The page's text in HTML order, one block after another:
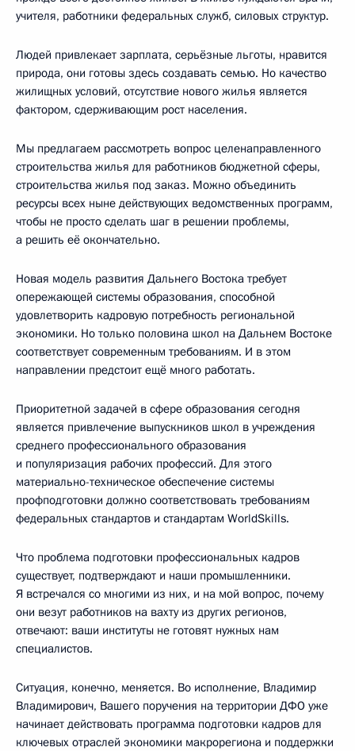
учителя, работники федеральных служб, силовых структур.
Людей привлекает зарплата, серьёзные льготы, нравится
природа, они готовы здесь создавать семью. Но качество
жилищных условий, отсутствие нового жилья является
фактором, сдерживающим рост населения.
Мы предлагаем рассмотреть вопрос целенаправленного
строительства жилья для работников бюджетной сферы,
строительства жилья под заказ. Можно объединить
ресурсы всех ныне действующих ведомственных программ,
чтобы не просто сделать шаг в решении проблемы,
а решить её окончательно.
Новая модель развития Дальнего Востока требует
опережающей системы образования, способной
удовлетворить кадровую потребность региональной
экономики. Но только половина школ на Дальнем Востоке
соответствует современным требованиям. И в этом
направлении предстоит ещё много работать.
Приоритетной задачей в сфере образования сегодня
является привлечение выпускников школ в учреждения
среднего профессионального образования
и популяризация рабочих профессий. Для этого
материально-техническое обеспечение системы
профподготовки должно соответствовать требованиям
федеральных стандартов и стандартам WorldSkills.
Что проблема подготовки профессиональных кадров
существует, подтверждают и наши промышленники.
Я встречался со многими из них, и на мой вопрос, почему
они везут работников на вахту из других регионов,
отвечают: ваши институты не готовят нужных нам
специалистов.
Ситуация, конечно, меняется. Во исполнение, Владимир
Владимирович, Вашего поручения на территории ДФО уже
начинает действовать программа подготовки кадров для
ключевых отраслей экономики макрорегиона и поддержки